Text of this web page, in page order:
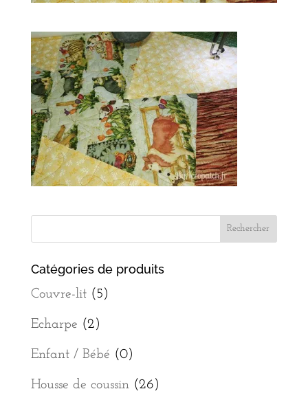
Catégories de produits
Couvre-lit (5)
Echarpe (2)
Enfant / Bébé (0)
Housse de coussin (26)